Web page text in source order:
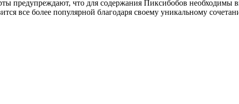
предупреждают, что для содержания Пиксибобов необходимы
все более популярной благодаря своему уникальному